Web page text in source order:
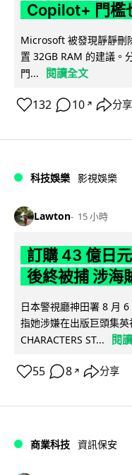
Copilot+ 門檻
Microsoft 被發現靜靜刪
置 32GB RAM 的建議。
門...
閱讀全文
132 10 ↗ 分享
科技娛樂 影視娛樂
Lawton 15 小時
訂購 43 億日
後終被捕 涉海
日本警視廳神田署 8 月
指她涉嫌在出版巨頭集
CHARACTERS ST...
閱
55 8 ↗ 分享
商業科技 資訊保安